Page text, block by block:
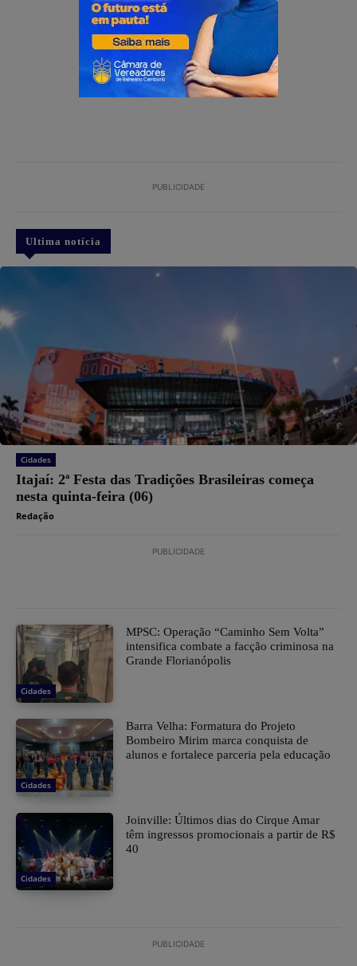
PUBLICIDADE
Ultima notícia
Cidades
​Itajaí: 2ª Festa das Tradições Brasileiras começa
nesta quinta-feira (06)
Redação
PUBLICIDADE
Cidades
MPSC: Operação “Caminho Sem Volta”
intensifica combate a facção criminosa na
Grande Florianópolis
Cidades
Barra Velha: Formatura do Projeto
Bombeiro Mirim marca conquista de
alunos e fortalece parceria pela educação
Cidades
Joinville: Últimos dias do Cirque Amar
têm ingressos promocionais a partir de R$
40
PUBLICIDADE